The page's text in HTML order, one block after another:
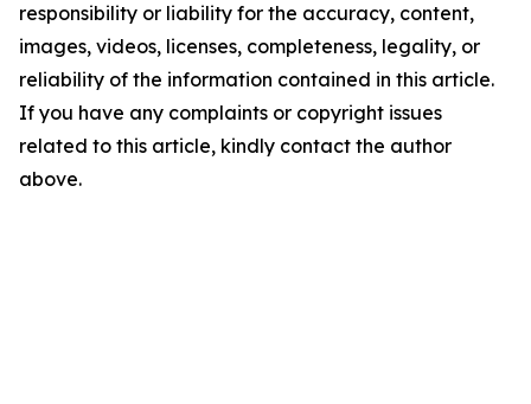
responsibility or liability for the accuracy, content,
images, videos, licenses, completeness, legality, or
reliability of the information contained in this article.
If you have any complaints or copyright issues
related to this article, kindly contact the author
above.